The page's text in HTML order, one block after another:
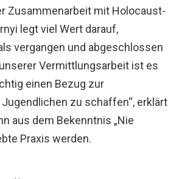
Zusammenarbeit mit Holocaust-
legt viel Wert darauf,
vergangen und abgeschlossen
Vermittlungsarbeit ist es
einen Bezug zur
zu schaffen“, erklärt
aus dem Bekenntnis „Nie
Praxis werden.